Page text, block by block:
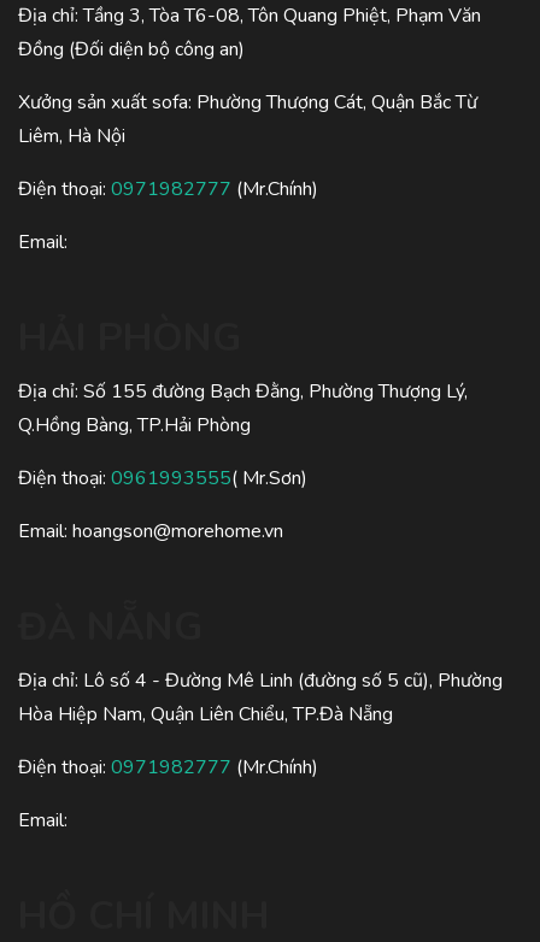
Địa chỉ: Tầng 3, Tòa T6-08, Tôn Quang Phiệt, Phạm Văn
Đồng (Đối diện bộ công an)
Xưởng sản xuất sofa: Phường Thượng Cát, Quận Bắc Từ
Liêm, Hà Nội
Điện thoại: 0971982777 (Mr.Chính)
Email:
Địa chỉ: Số 155 đường Bạch Đằng, Phường Thượng Lý,
Q.Hồng Bàng, TP.Hải Phòng
Điện thoại: 0961993555( Mr.Sơn)
Email: hoangson@morehome.vn
Địa chỉ: Lô số 4 - Đường Mê Linh (đường số 5 cũ), Phường
Hòa Hiệp Nam, Quận Liên Chiểu, TP.Đà Nẵng
Điện thoại: 0971982777 (Mr.Chính)
Email: